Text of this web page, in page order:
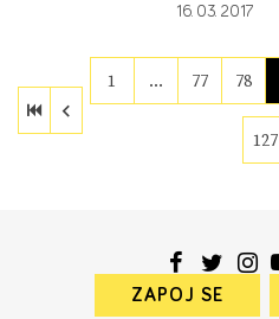
16. 03. 2017
1 … 77 78
127
ZAPOJ SE